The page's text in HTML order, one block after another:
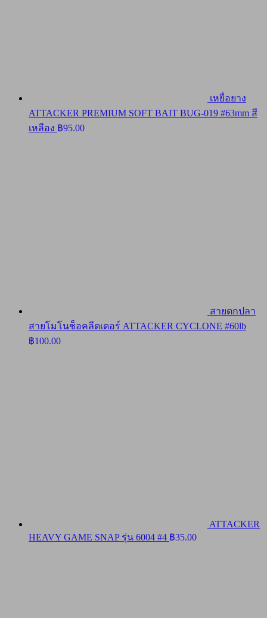
เหยื่อยาง
ATTACKER PREMIUM SOFT BAIT BUG-019 #63mm สี
เหลือง ฿95.00
สายตกปลา
สายโมโนช็อคลีดเดอร์ ATTACKER CYCLONE #60lb
฿100.00
ATTACKER
HEAVY GAME SNAP รุ่น 6004 #4 ฿35.00